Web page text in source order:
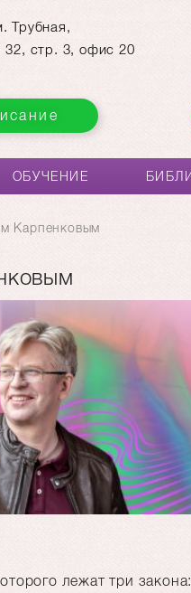
Трубная,
32, стр. 3, офис 20
ОБУЧЕНИЕ
Карпенковым
лежат три закона: